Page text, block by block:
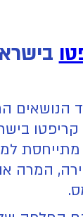
הנושאים
המרה